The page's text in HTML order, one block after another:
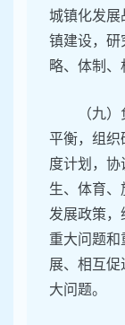
城镇化发展
镇建设，研
略、体制、
（九
平衡，组织
度计划，协
生、体育、
发展政策，
重大问题和
展、相互促
大问题。